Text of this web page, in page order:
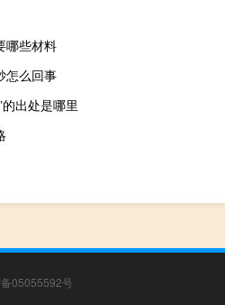
哪些材料
怎么回事
出处是哪里
05055592号